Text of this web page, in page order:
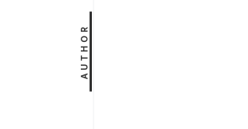
AUTHOR